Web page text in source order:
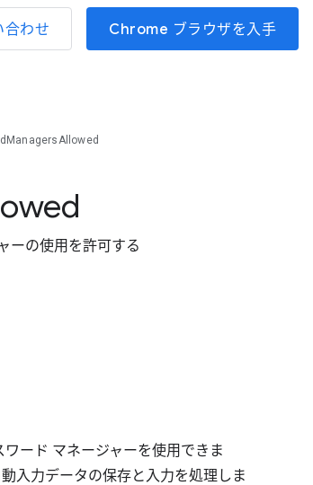
合わせ Chrome ブラウザを入手
ーの使用を許可する
ード マネージャーを使用できま
入力データの保存と入力を処理しま